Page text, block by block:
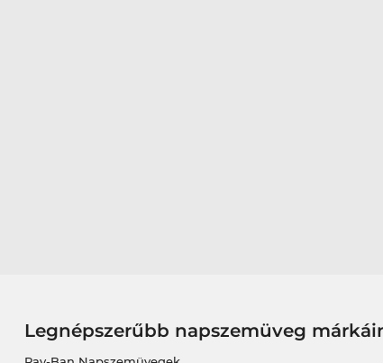
Legnépszerűbb napszemüveg